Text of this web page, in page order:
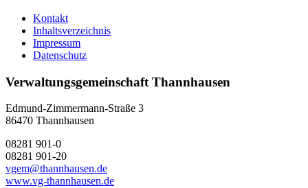
Kontakt
Inhaltsverzeichnis
Impressum
Datenschutz
Verwaltungsgemeinschaft Thannhausen
Edmund-Zimmermann-Straße 3
86470 Thannhausen
08281 901-0
08281 901-20
vgem@thannhausen.de
www.vg-thannhausen.de